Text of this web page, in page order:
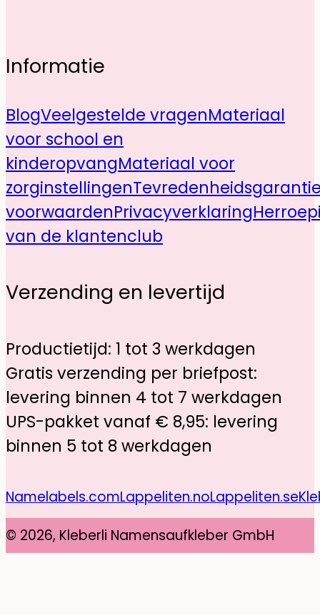
Informatie
BlogVeelgestelde vragenMateriaal
voor school en
kinderopvangMateriaal voor
zorginstellingen
voorwaardenPrivacyverklaring
van de klantenclub
Verzending en levertijd
Productietijd: 1 tot 3 werkdagen
Gratis verzending per briefpost:
levering binnen 4 tot 7 werkdagen
UPS-pakket vanaf € 8,95: levering
binnen 5 tot 8 werkdagen
Namelabels.comLappeliten.noLappeliten.se
© 2026, Kleberli Namensaufkleber GmbH